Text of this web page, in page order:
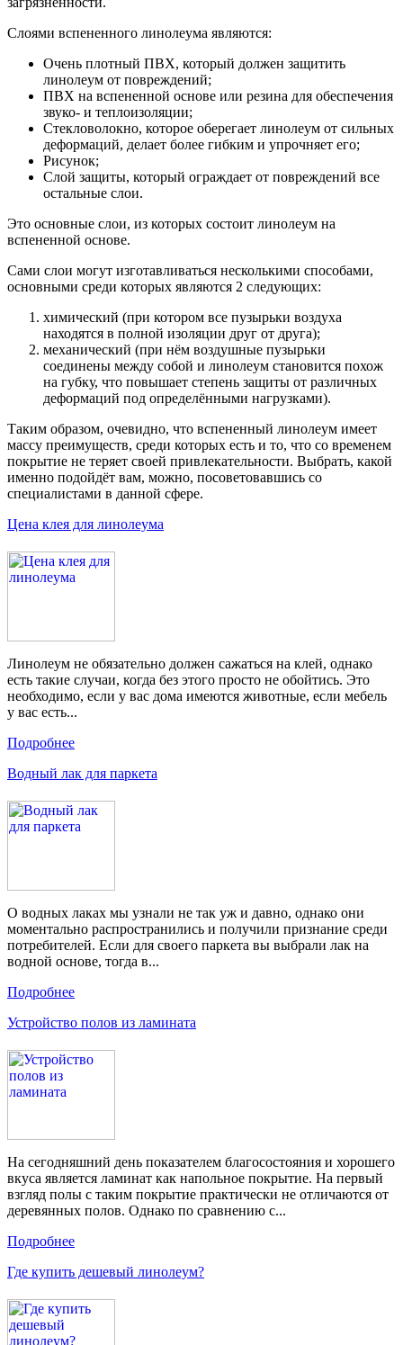
Слоями вспененного линолеума являются:
Очень плотный ПВХ, который должен защитить
линолеум от повреждений;
ПВХ на вспененной основе или резина для обеспечения
звуко- и теплоизоляции;
Стекловолокно, которое оберегает линолеум от сильных
деформаций, делает более гибким и упрочняет его;
Рисунок;
Слой защиты, который ограждает от повреждений все
остальные слои.
Это основные слои, из которых состоит линолеум на
вспененной основе.
Сами слои могут изготавливаться несколькими способами,
основными среди которых являются 2 следующих:
химический (при котором все пузырьки воздуха
находятся в полной изоляции друг от друга);
механический (при нём воздушные пузырьки
соединены между собой и линолеум становится похож
на губку, что повышает степень защиты от различных
деформаций под определёнными нагрузками).
Таким образом, очевидно, что вспененный линолеум имеет
массу преимуществ, среди которых есть и то, что со временем
покрытие не теряет своей привлекательности. Выбрать, какой
именно подойдёт вам, можно, посоветовавшись со
специалистами в данной сфере.
Цена клея для линолеума
Линолеум не обязательно должен сажаться на клей, однако
есть такие случаи, когда без этого просто не обойтись. Это
необходимо, если у вас дома имеются животные, если мебель
у вас есть...
Подробнее
Водный лак для паркета
О водных лаках мы узнали не так уж и давно, однако они
моментально распространились и получили признание среди
потребителей. Если для своего паркета вы выбрали лак на
водной основе, тогда в...
Подробнее
Устройство полов из ламината
На сегодняшний день показателем благосостояния и хорошего
вкуса является ламинат как напольное покрытие. На первый
взгляд полы с таким покрытие практически не отличаются от
деревянных полов. Однако по сравнению с...
Подробнее
Где купить дешевый линолеум?